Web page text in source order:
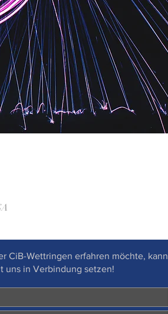
CiB-Wettringen erfahren möchte, kann
uns in Verbindung setzen!